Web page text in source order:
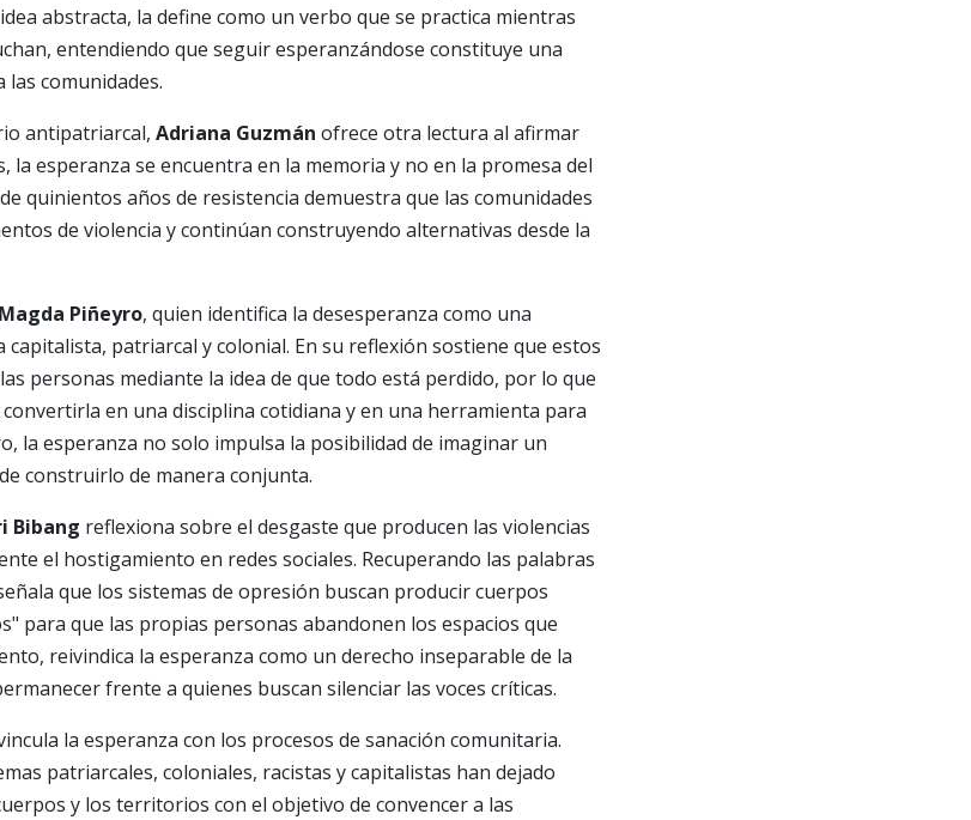
abstracta, la define como un verbo que se practica mientras
entendiendo que seguir esperanzándose constituye una
comunidades.
antipatriarcal, Adriana Guzmán ofrece otra lectura al afirmar
la esperanza se encuentra en la memoria y no en la promesa del
quinientos años de resistencia demuestra que las comunidades
de violencia y continúan construyendo alternativas desde la
Magda Piñeyro, quien identifica la desesperanza como una
patriarcal y colonial. En su reflexión sostiene que estos
personas mediante la idea de que todo está perdido, por lo que
en una disciplina cotidiana y en una herramienta para
la esperanza no solo impulsa la posibilidad de imaginar un
construirlo de manera conjunta.
Bibang reflexiona sobre el desgaste que producen las violencias
el hostigamiento en redes sociales. Recuperando las palabras
que los sistemas de opresión buscan producir cuerpos
para que las propias personas abandonen los espacios que
reivindica la esperanza como un derecho inseparable de la
frente a quienes buscan silenciar las voces críticas.
la esperanza con los procesos de sanación comunitaria.
patriarcales, coloniales, racistas y capitalistas han dejado
y los territorios con el objetivo de convencer a las